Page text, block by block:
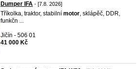
Dumper IFA - [7.8. 2026]
Tříkolka, traktor, stabilní motor, sklápěč, DDR,
funkčn ...
Jičín - 506 01
41 000 Kč